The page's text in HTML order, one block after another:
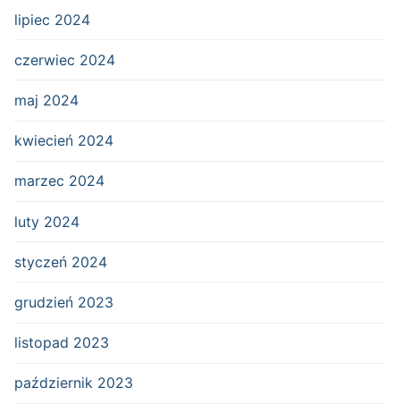
lipiec 2024
czerwiec 2024
maj 2024
kwiecień 2024
marzec 2024
luty 2024
styczeń 2024
grudzień 2023
listopad 2023
październik 2023